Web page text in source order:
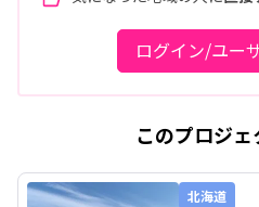
ログイン/ユー
このプロジ
北海道